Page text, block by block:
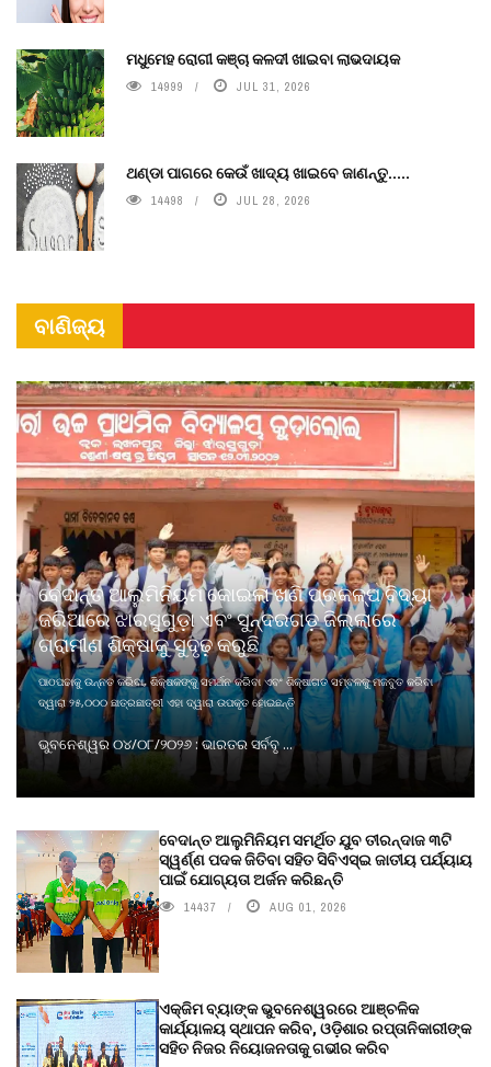
ମଧୁମେହ ରୋଗୀ କଞ୍ଚା କଳଦୀ ଖାଇବା ଲାଭଦାୟକ
14999 JUL 31, 2026
ଥଣ୍ଡା ପାଗରେ କେଉଁ ଖାଦ୍ୟ ଖାଇବେ ଜାଣନ୍ତୁ.....
14498 JUL 28, 2026
ବାଣିଜ୍ୟ
ବେଦାନ୍ତ ଆଲୁମିନିୟମ କୋଇଲା ଖଣି ପ୍ରକଳ୍ପ ବିଦ୍ୟା
ଜରିଆରେ ଝାରସୁଗୁଡ଼ା ଏବଂ ସୁନ୍ଦରଗଡ଼ ଜିଲ୍ଲାରେ
ଗ୍ରାମୀଣ ଶିକ୍ଷାକୁ ସୁଦୃଢ଼ କରୁଛି
ପାଠପଢାକୁ ଉନ୍ନତ କରିବା, ଶିକ୍ଷକଙ୍କୁ ସମର୍ଥନ କରିବା ଏବଂ ଶିକ୍ଷାଗତ ସମ୍ବଳକୁ ମଜବୁତ କରିବା
ଦ୍ୱାରା ୨୫,୦୦୦ ଛାତ୍ରଛାତ୍ରୀ ଏହା ଦ୍ୱାରା ଉପକୃତ ହୋଇଛନ୍ତି
ଭୁବନେଶ୍ୱର ୦୪/୦୮/୨୦୨୬ : ଭାରତର ସର୍ବବୃ ...
ବେଦାନ୍ତ ଆଲୁମିନିୟମ ସମର୍ଥିତ ଯୁବ ତୀରନ୍ଦାଜ ୩ଟି
ସ୍ୱର୍ଣ୍ଣ ପଦକ ଜିତିବା ସହିତ ସିବିଏସ୍ଇ ଜାତୀୟ ପର୍ଯ୍ୟାୟ
ପାଇଁ ଯୋଗ୍ୟତା ଅର୍ଜନ କରିଛନ୍ତି
14437 AUG 01, 2026
ଏକ୍ଜିମ ବ୍ୟାଙ୍କ ଭୁବନେଶ୍ୱରରେ ଆଞ୍ଚଳିକ
କାର୍ଯ୍ୟାଳୟ ସ୍ଥାପନ କରିବ, ଓଡ଼ିଶାର ରପ୍ତାନିକାରୀଙ୍କ
ସହିତ ନିଜର ନିୟୋଜନତାକୁ ଗଭୀର କରିବ